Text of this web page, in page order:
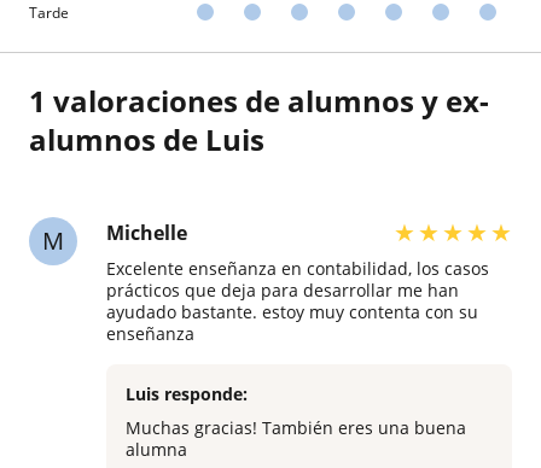
Tarde
1 valoraciones de alumnos y ex-
alumnos de Luis
M Michelle ★★★★★
Excelente enseñanza en contabilidad, los casos
prácticos que deja para desarrollar me han
ayudado bastante. estoy muy contenta con su
enseñanza
Luis responde:
Muchas gracias! También eres una buena
alumna